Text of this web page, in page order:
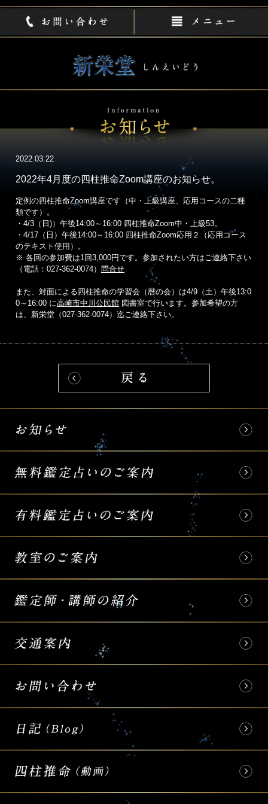
2022.03.22
2022年4月度の四柱推命Zoom講座のお知らせ。
定例の四柱推命Zoom講座です（中・上級講座、応用コースの二種
類です）。
・4/3（日)）午後14:00～16:00 四柱推命Zoom中・上級53。
・4/17（日）午後14:00～16:00 四柱推命Zoom応用２（応用コース
のテキスト使用）。
※ 各回の参加費は1回3,000円です。参加されたい方はご連絡下さい
（電話：027-362-0074） 問合せ
また、対面による四柱推命の学習会（暦の会）は4/9（土）午後13:0
0～16:00 に高崎市中川公民館 図書室で行います。参加希望の方
は、新栄堂（027-362-0074）迄ご連絡下さい。